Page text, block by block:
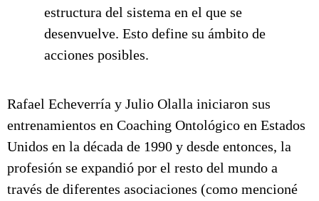
estructura del sistema en el que se
desenvuelve. Esto define su ámbito de
acciones posibles.
Rafael Echeverría y Julio Olalla iniciaron sus
entrenamientos en Coaching Ontológico en Estados
Unidos en la década de 1990 y desde entonces, la
profesión se expandió por el resto del mundo a
través de diferentes asociaciones (como mencioné